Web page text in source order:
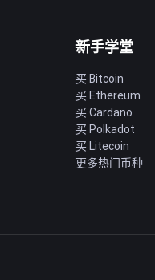
新手学堂
买 Bitcoin
买 Ethereum
买 Cardano
买 Polkadot
买 Litecoin
更多热门币种